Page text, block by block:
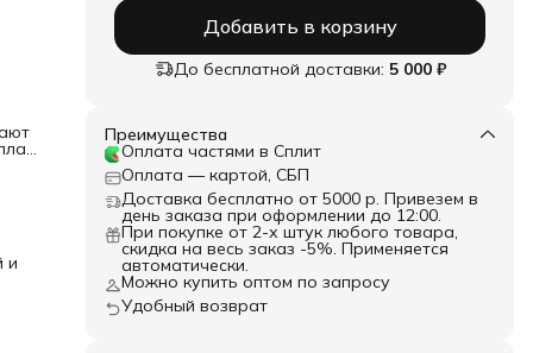
и
Добавить в корзину
До бесплатной доставки: 5 000 ₽
Преимущества
Оплата частями в Сплит
Оплата — картой, СБП
Доставка бесплатно от 5000 р. Привезем в
день заказа при оформлении до 12:00.
При покупке от 2-х штук любого товара,
скидка на весь заказ -5%. Применяется
автоматически.
Можно купить оптом по запросу
Удобный возврат